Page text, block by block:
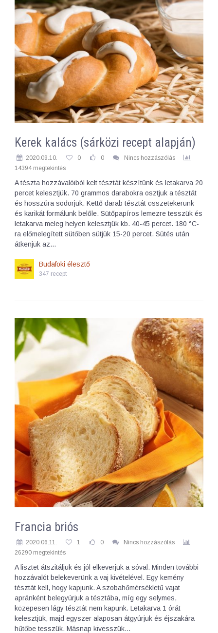
Kerek kalács (sárközi recept alapján)
2020.09.10. 0 0
Nincs hozzászólás
14394 megtekintés
A tészta hozzávalóiból kelt tésztát készítünk és letakarva 20
percet kelesztjük. 70 grammos darabokra osztjuk a tésztát
és hosszúra sodorjuk. Kettő darab tésztát összetekerünk
és karikát formálunk belőle. Sütőpapíros lemezre tesszük és
letakarva meleg helyen kelesztjük kb. 40-45 percet. 180 °C-
ra előmelegített sütőben sütjük 15-20 percet. Sütés után
átkenjük az…
Budafoki élesztő
347 recept
Francia briós
2020.06.11. 1 0
Nincs hozzászólás
26290 megtekintés
A lisztet átszitáljuk és jól elkeverjük a sóval. Minden további
hozzávalót belekeverünk a vaj kivételével. Egy kemény
tésztát kell, hogy kapjunk. A szobahőmérsékletű vajat
apránként belegyúrjuk a tésztába, míg egy selymes,
közepesen lágy tésztát nem kapunk. Letakarva 1 órát
kelesztjük, majd egyszer alaposan átgyúrjuk és éjszakára
hűtőbe tesszük. Másnap kivesszük…